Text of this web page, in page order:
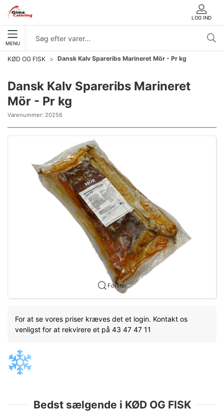
LOG IND
MENU
KØD OG FISK Dansk Kalv Spareribs Marineret Mör - Pr kg
Dansk Kalv Spareribs Marineret
Mör - Pr kg
Varenummer: 20256
Forstør
For at se vores priser kræves det et login. Kontakt os
venligst for at rekvirere et på 43 47 47 11
Bedst sælgende i KØD OG FISK